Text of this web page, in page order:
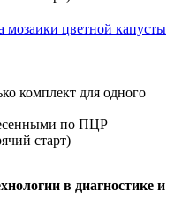
цветной капусты
в диагностике и